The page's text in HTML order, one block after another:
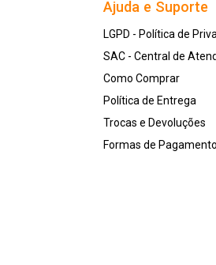
Ajuda e Suporte
LGPD - Política de
SAC - Central de
Como Comprar
Política de Entrega
Trocas e Devoluções
Formas de Pagamento